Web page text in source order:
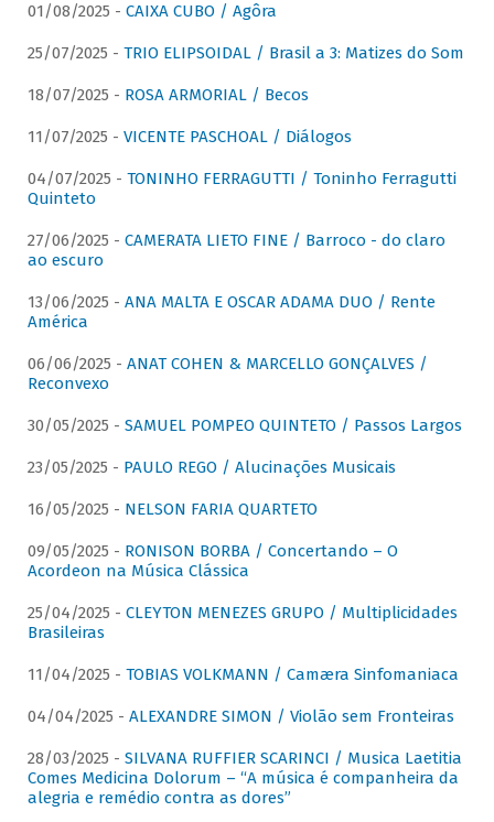
01/08/2025 - CAIXA CUBO / Agôra
25/07/2025 - TRIO ELIPSOIDAL / Brasil a 3: Matizes do Som
18/07/2025 - ROSA ARMORIAL / Becos
11/07/2025 - VICENTE PASCHOAL / Diálogos
04/07/2025 - TONINHO FERRAGUTTI / Toninho Ferragutti
Quinteto
27/06/2025 - CAMERATA LIETO FINE / Barroco - do claro
ao escuro
13/06/2025 - ANA MALTA E OSCAR ADAMA DUO / Rente
América
06/06/2025 - ANAT COHEN & MARCELLO GONÇALVES /
Reconvexo
30/05/2025 - SAMUEL POMPEO QUINTETO / Passos Largos
23/05/2025 - PAULO REGO / Alucinações Musicais
16/05/2025 - NELSON FARIA QUARTETO
09/05/2025 - RONISON BORBA / Concertando – O
Acordeon na Música Clássica
25/04/2025 - CLEYTON MENEZES GRUPO / Multiplicidades
Brasileiras
11/04/2025 - TOBIAS VOLKMANN / Camæra Sinfomaniaca
04/04/2025 - ALEXANDRE SIMON / Violão sem Fronteiras
28/03/2025 - SILVANA RUFFIER SCARINCI / Musica Laetitia
Comes Medicina Dolorum – “A música é companheira da
alegria e remédio contra as dores”